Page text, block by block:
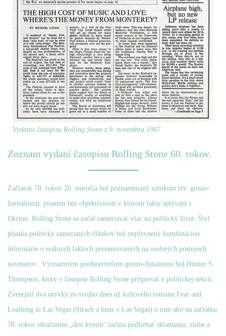
Vydanie časopisu Rolling Stone z 9. novembra 1967
Zoznam vydaní časopisu Rolling Stone 60. rokov.
Začiatok 70. rokov 20. storočia bol poznamenaný vznikom tzv. gonzo-
žurnalizmu, písaním bez objektívnosti v ktorom fakty splývajú s
fikciou. Rolling Stone sa začal zameriavať viac na politický život. Štýl
písania politicky zameraných článkov bol ovplyvnený kombináciou
informácie o reálnych faktoch prezentovaných na osobných postojoch
novinárov. ​ Významným predstaviteľom gonzo-žunalismu bol Hunter S.
Thompson, ktorý v časopise Rolling Stone prispieval v politickej sekcii.
Zverejnil dva úryvky zo svojho dnes už kultového románu Fear and
Loathing in Las Vegas (Strach a hnus v Las Vegas) o tom ako na začiatku
70. rokov idealizmus „detí kvetín“ začína podliehať sklamaniu, zlobe a